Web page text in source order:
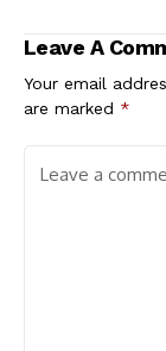
Leave A
Your email
are marked *